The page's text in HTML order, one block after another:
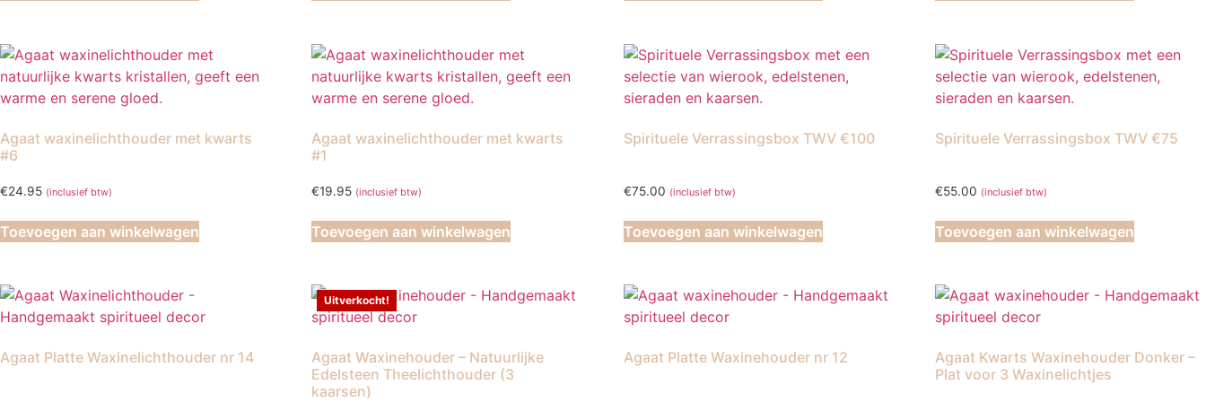
Agaat waxinelichthouder met kwarts
#6
€24.95 (inclusief btw)
Toevoegen aan winkelwagen
Agaat waxinelichthouder met kwarts
#1
€19.95 (inclusief btw)
Toevoegen aan winkelwagen
Spirituele Verrassingsbox TWV €100
€75.00 (inclusief btw)
Toevoegen aan winkelwagen
Spirituele Verrassingsbox TWV €75
€55.00 (inclusief btw)
Toevoegen aan winkelwagen
Agaat Platte Waxinelichthouder nr 14
Uitverkocht!
Agaat Waxinehouder – Natuurlijke
Edelsteen Theelichthouder (3
kaarsen)
Agaat Platte Waxinehouder nr 12
Agaat Kwarts Waxinehouder Donker –
Plat voor 3 Waxinelichtjes